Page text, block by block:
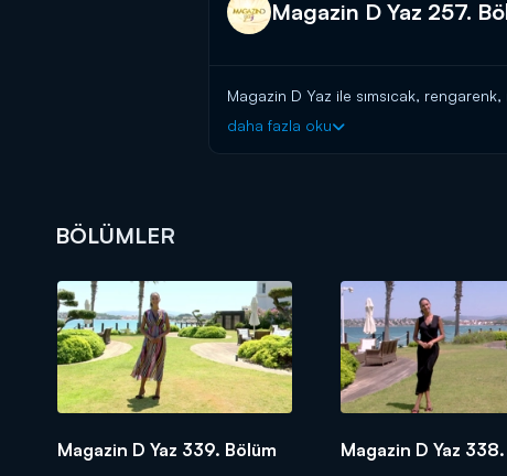
Magazin D Yaz 257.
Magazin D Yaz ile sımsıcak,
daha fazla oku
BÖLÜMLER
Magazin D Yaz 339. Bölüm Magazin D Yaz